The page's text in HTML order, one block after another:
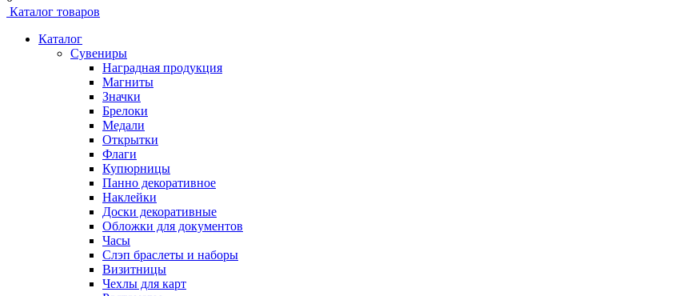
Каталог товаров
Каталог
Сувениры
Наградная продукция
Магниты
Значки
Брелоки
Медали
Открытки
Флаги
Купюрницы
Панно декоративное
Наклейки
Доски декоративные
Обложки для документов
Часы
Слэп браслеты и наборы
Визитницы
Чехлы для карт